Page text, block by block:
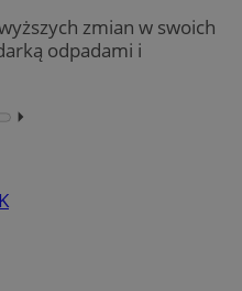
zmian w swoich
odpadami i
⏵︎